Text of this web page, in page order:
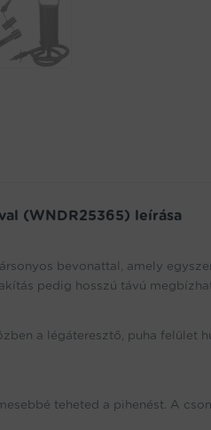
(WNDR25365) leírása
bevonattal, amely
pedig hosszú távú
a légáteresztő, puha felület
teheted a pihenést. A